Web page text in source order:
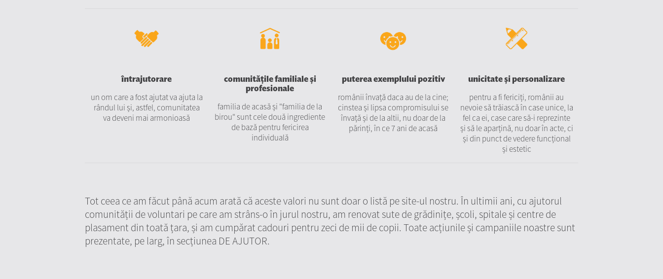
întrajutorare
un om care a fost ajutat va ajuta la
rândul lui și, astfel, comunitatea
va deveni mai armonioasă
comunitățile familiale și
profesionale
familia de acasă și "familia de la
birou" sunt cele două ingrediente
de bază pentru fericirea
individuală
puterea exemplului pozitiv
românii învață daca au de la cine;
cinstea și lipsa compromisului se
învață și de la altii, nu doar de la
părinți, în ce 7 ani de acasă
unicitate și personalizare
pentru a fi fericiți, românii au
nevoie să trăiască în case unice, la
fel ca ei, case care să-i reprezinte
și să le aparțină, nu doar în acte, ci
și din punct de vedere funcțional
și estetic
Tot ceea ce am făcut până acum arată că aceste valori nu sunt doar o listă pe site-ul nostru. În ultimii ani, cu ajutorul
comunității de voluntari pe care am strâns-o în jurul nostru, am renovat sute de grădinițe, școli, spitale și centre de
plasament din toată țara, și am cumpărat cadouri pentru zeci de mii de copii. Toate acțiunile și campaniile noastre sunt
prezentate, pe larg, în secțiunea DE AJUTOR.